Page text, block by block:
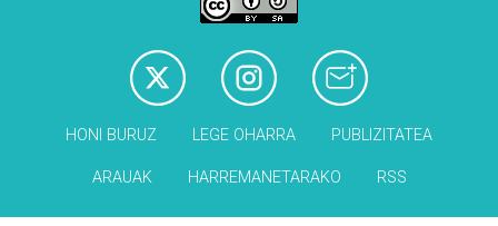
HONI BURUZ LEGE OHARRA PUBLIZITATEA
ARAUAK HARREMANETARAKO RSS